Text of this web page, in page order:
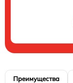
Преимущества